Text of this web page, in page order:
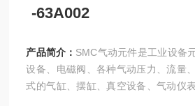
-63A002
产品简介： SMC气动元件是工业设备
设备、电磁阀、各种气动压力、流量
式的气缸、摆缸、真空设备、气动仪